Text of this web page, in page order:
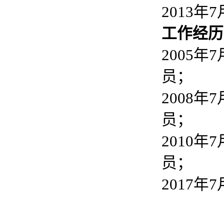
2013年7
工作经
2005年
员；
2008年
员；
2010年7
员；
2017年